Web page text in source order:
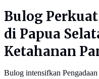
Bulog
di Papua
Ketahanan
Bulog intensifkan